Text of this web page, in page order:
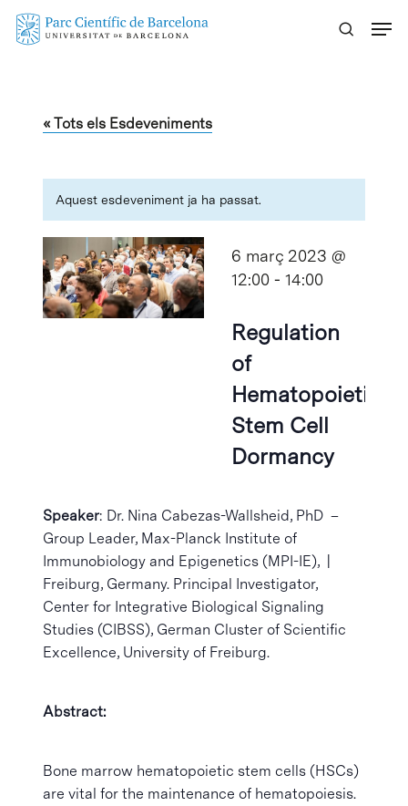
Skip
« Tots els Esdeveniments
Aquest esdeveniment ja ha passat.
6 març 2023 @
12:00- 14:00
Regulation
of
Hematopoietic
Stem Cell
Dormancy
Speaker: Dr. Nina Cabezas-Wallsheid, PhD –
Group Leader, Max-Planck Institute of
Immunobiology and Epigenetics (MPI-IE), |
Freiburg, Germany. Principal Investigator,
Center for Integrative Biological Signaling
Studies (CIBSS), German Cluster of Scientific
Excellence, University of Freiburg.
Abstract:
Bone marrow hematopoietic stem cells (HSCs)
are vital for the maintenance of hematopoiesis.